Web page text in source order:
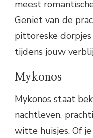
meest
Geniet van de
pittoreske
tijdens jouw
Mykonos
Mykonos staat
nachtleven,
witte huisjes. Of